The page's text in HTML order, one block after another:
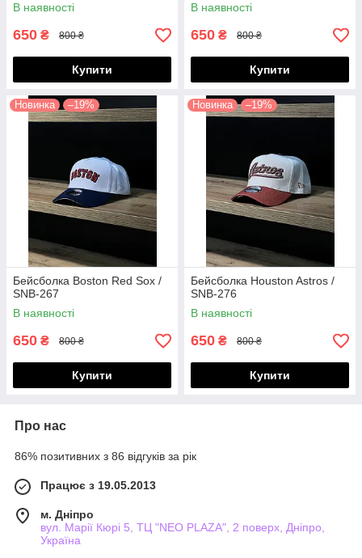
В наявності
650 ₴ 800 ₴
Купити
В наявності
650 ₴ 800 ₴
Купити
Новинка –19%
Бейсболка Boston Red Sox /
SNB-267
В наявності
650 ₴ 800 ₴
Купити
Новинка –19%
Бейсболка Houston Astros /
SNB-276
В наявності
650 ₴ 800 ₴
Купити
Про нас
86% позитивних з 86 відгуків за рік
Працює з 19.05.2013
м. Дніпро
вул. Марії Кюрі 5, ТЦ "NEO PLAZA", 2 поверх, Дніпро,
Україна